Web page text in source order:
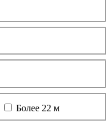
Более 22 м